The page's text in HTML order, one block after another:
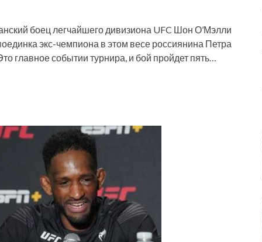
боец легчайшего дивизиона UFC Шон О’Мэлли
экс-чемпиона в этом весе россиянина Петра
главное событии турнира, и бой пройдет пять…